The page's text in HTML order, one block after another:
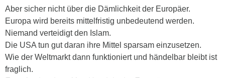
Aber sicher nicht über die Dämlichkeit der Europäer.
Europa wird bereits mittelfristig unbedeutend werden.
Niemand verteidigt den Islam.
Die USA tun gut daran ihre Mittel sparsam einzusetzen.
Wie der Weltmarkt dann funktioniert und händelbar bleibt ist
fraglich.